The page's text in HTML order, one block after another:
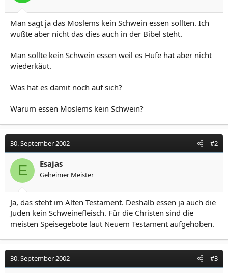
Man sagt ja das Moslems kein Schwein essen sollten. Ich
wußte aber nicht das dies auch in der Bibel steht.
Man sollte kein Schwein essen weil es Hufe hat aber nicht
wiederkäut.
Was hat es damit noch auf sich?
Warum essen Moslems kein Schwein?
30. September 2002 #2
E Esajas
Geheimer Meister
Ja, das steht im Alten Testament. Deshalb essen ja auch die
Juden kein Schweinefleisch. Für die Christen sind die
meisten Speisegebote laut Neuem Testament aufgehoben.
30. September 2002 #3